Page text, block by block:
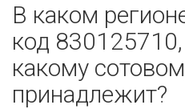
В каком
код
какому
принадлежит?